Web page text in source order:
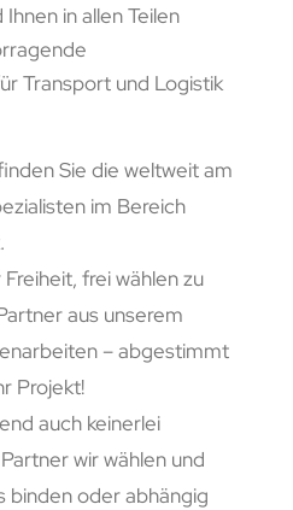
in allen Teilen
Transport und Logistik
Sie die weltweit am
im Bereich
frei wählen zu
aus unserem
– abgestimmt
Projekt!
auch keinerlei
wir wählen und
binden oder abhängig